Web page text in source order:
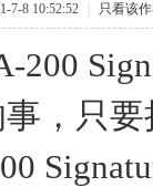
7-8 10:52:52 只看该
200
，只